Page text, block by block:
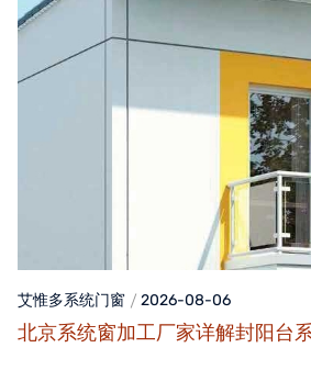
艾惟多系统门窗 2026-08-06
北京系统窗加工厂家详解封阳台